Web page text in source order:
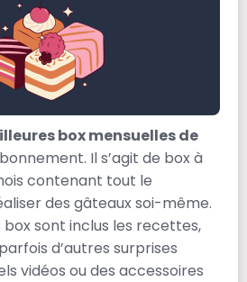
box mensuelles de
Il s’agit de box à
contenant tout le
des gâteaux soi-même.
box sont inclus les recettes,
d’autres surprises
vidéos ou des accessoires